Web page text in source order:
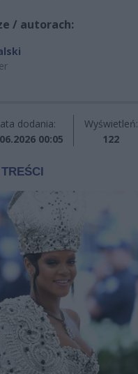
/ autorach:
dodania:
00:05
Wyświetleń:
122